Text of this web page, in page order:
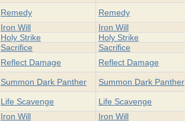
Remedy Remedy
Iron Will Iron Will
Holy Strike Holy Strike
Sacrifice Sacrifice
Reflect Damage Reflect Damage
Summon Dark Panther Summon Dark Panther
Life Scavenge Life Scavenge
Iron Will Iron Will